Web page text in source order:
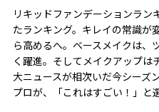
リキッドファンデーションラ
たランキング。キレイの常識が
ら高めるへ。ベースメイクは、
く躍進。そしてメイクアップは
大ニュースが相次いだ今シーズ
プロが、「これはすごい！」と